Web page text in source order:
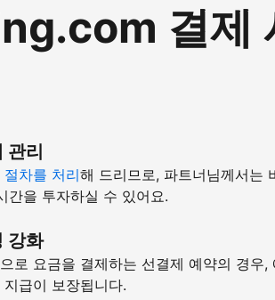
결제
관리
절차를 처리해 드리므로, 파트너님께서는
간을 투자하실 수 있어요.
강화
로 요금을 결제하는 선결제 예약의 경우,
급이 보장됩니다.